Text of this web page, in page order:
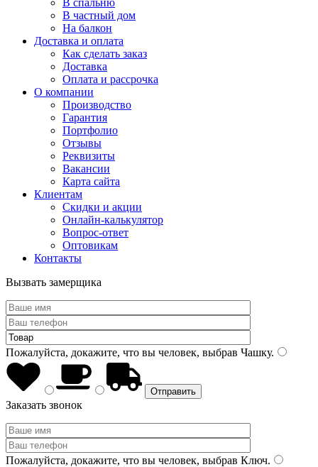
В спальню
В частный дом
На балкон
Доставка и оплата
Как сделать заказ
Доставка
Оплата и рассрочка
О компании
Производство
Гарантия
Портфолио
Отзывы
Реквизиты
Вакансии
Карта сайта
Клиентам
Скидки и акции
Онлайн-калькулятор
Вопрос-ответ
Оптовикам
Контакты
Вызвать замерщика
Пожалуйста, докажите, что вы человек, выбрав Чашку.
Заказать звонок
Пожалуйста, докажите, что вы человек, выбрав Ключ.